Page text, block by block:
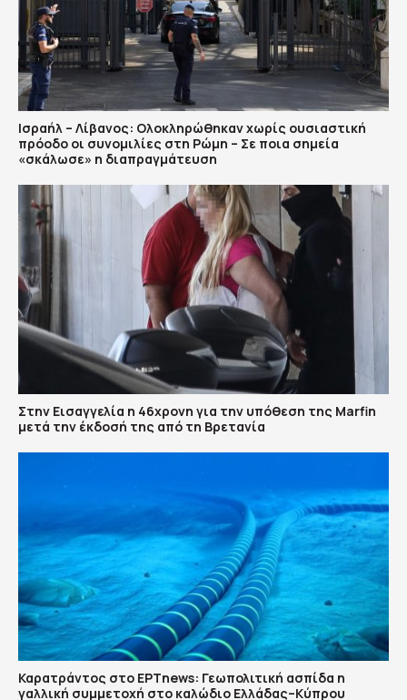
Ισραήλ – Λίβανος: Ολοκληρώθηκαν χωρίς ουσιαστική
πρόοδο οι συνομιλίες στη Ρώμη – Σε ποια σημεία
«σκάλωσε» η διαπραγμάτευση
Στην Εισαγγελία η 46χρονη για την υπόθεση της Marfin
μετά την έκδοσή της από τη Βρετανία
Καρατράντος στο ΕΡΤnews: Γεωπολιτική ασπίδα η
γαλλική συμμετοχή στο καλώδιο Ελλάδας–Κύπρου